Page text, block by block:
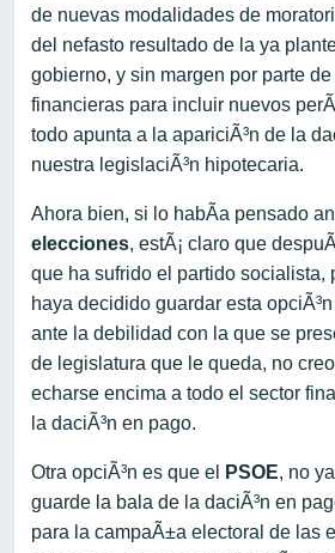
de nuevas modalidades de
del nefasto resultado de la ya
gobierno, y sin margen por parte
financieras para incluir nuevos
todo apunta a la apariciÃ³n de la
nuestra legislaciÃ³n hipotecaria.
Ahora bien, si lo habÃ­a pensado
elecciones, estÃ¡ claro que
que ha sufrido el partido socialista,
haya decidido guardar esta
ante la debilidad con la que se
de legislatura que le queda, no
echarse encima a todo el sector
la daciÃ³n en pago.
Otra opciÃ³n es que el PSOE, no
guarde la bala de la daciÃ³n en
para la campaÃ±a electoral de las